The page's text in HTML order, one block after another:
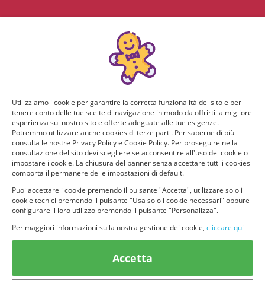
Categorie in evidenza
Utilizziamo i cookie per garantire la corretta funzionalità del sito e per
tenere conto delle tue scelte di navigazione in modo da offrirti la migliore
esperienza sul nostro sito e offerte adeguate alle tue esigenze.
Potremmo utilizzare anche cookies di terze parti. Per saperne di più
consulta le nostre Privacy Policy e Cookie Policy. Per proseguire nella
consultazione del sito devi scegliere se acconsentire all'uso dei cookie o
impostare i cookie. La chiusura del banner senza accettare tutti i cookies
comporta il permanere delle impostazioni di default.
Puoi accettare i cookie premendo il pulsante "Accetta", utilizzare solo i
cookie tecnici premendo il pulsante "Usa solo i cookie necessari" oppure
configurare il loro utilizzo premendo il pulsante "Personalizza".
Per maggiori informazioni sulla nostra gestione dei cookie, cliccare qui
Accetta